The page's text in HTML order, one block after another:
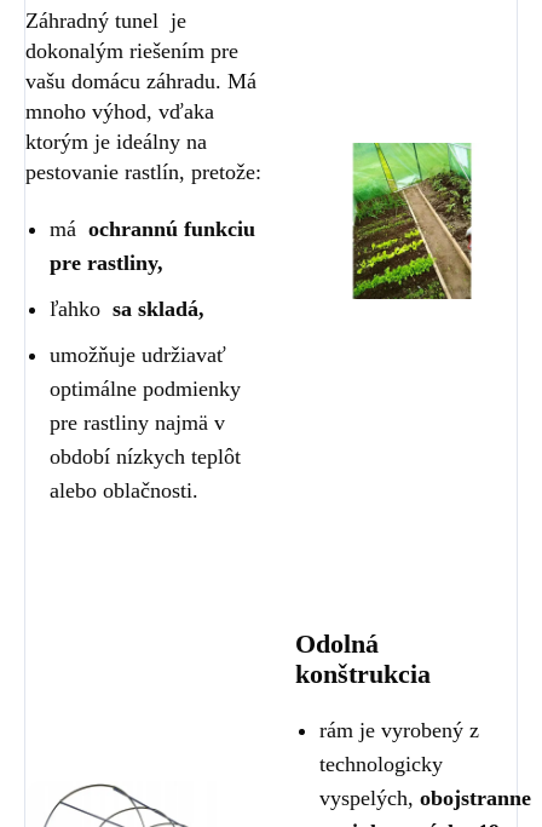
Záhradný tunel je
dokonalým riešením pre
vašu domácu záhradu. Má
mnoho výhod, vďaka
ktorým je ideálny na
pestovanie rastlín, pretože:
má ochrannú funkciu
pre rastliny,
ľahko sa skladá,
umožňuje udržiavať
optimálne podmienky
pre rastliny najmä v
období nízkych teplôt
alebo oblačnosti.
Odolná
konštrukcia
rám je vyrobený z
technologicky
vyspelých, obojstranne